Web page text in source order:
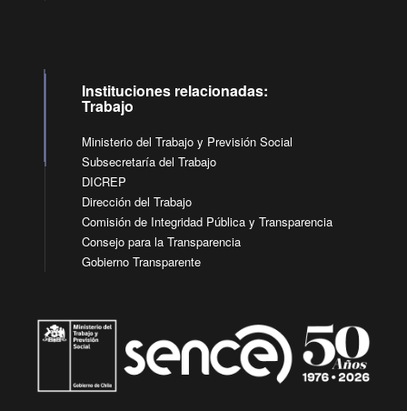
Instituciones relacionadas:
Trabajo
Ministerio del Trabajo y Previsión Social
Subsecretaría del Trabajo
DICREP
Dirección del Trabajo
Comisión de Integridad Pública y Transparencia
Consejo para la Transparencia
Gobierno Transparente